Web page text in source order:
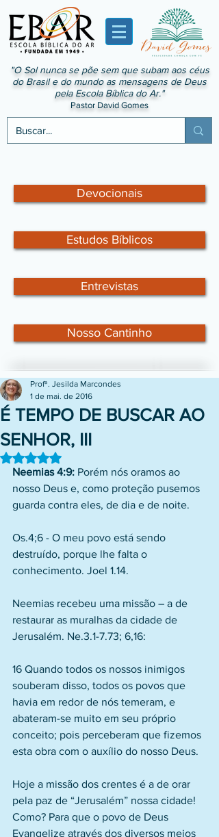
"O Sol nunca se põe sem que subam aos céus
do Brasil e do mundo as mensagens de Deus
pela Escola Bíblica do Ar."
Pastor David Gomes
Devocionais
Estudos Bíblicos
Entrevistas
Nosso Cantinho
É TEMPO DE BUSCAR AO
SENHOR, III
Profª. Jesilda Marcondes
1 de mai. de 2016
Avaliado com NaN de 5 estrelas.
Neemias 4:9: Porém nós oramos ao
nosso Deus e, como proteção pusemos
guarda contra eles, de dia e de noite.
Os.4;6 - O meu povo está sendo
destruído, porque lhe falta o
conhecimento. Joel 1.14.
Neemias recebeu uma missão – a de
restaurar as muralhas da cidade de
Jerusalém. Ne.3.1-7.73; 6,16:
16 Quando todos os nossos inimigos
souberam disso, todos os povos que
havia em redor de nós temeram, e
abateram-se muito em seu próprio
conceito; pois perceberam que fizemos
esta obra com o auxílio do nosso Deus.
Hoje a missão dos crentes é a de orar
pela paz de “Jerusalém” nossa cidade!
Como? Para que o povo de Deus
Evangelize através dos diversos meios